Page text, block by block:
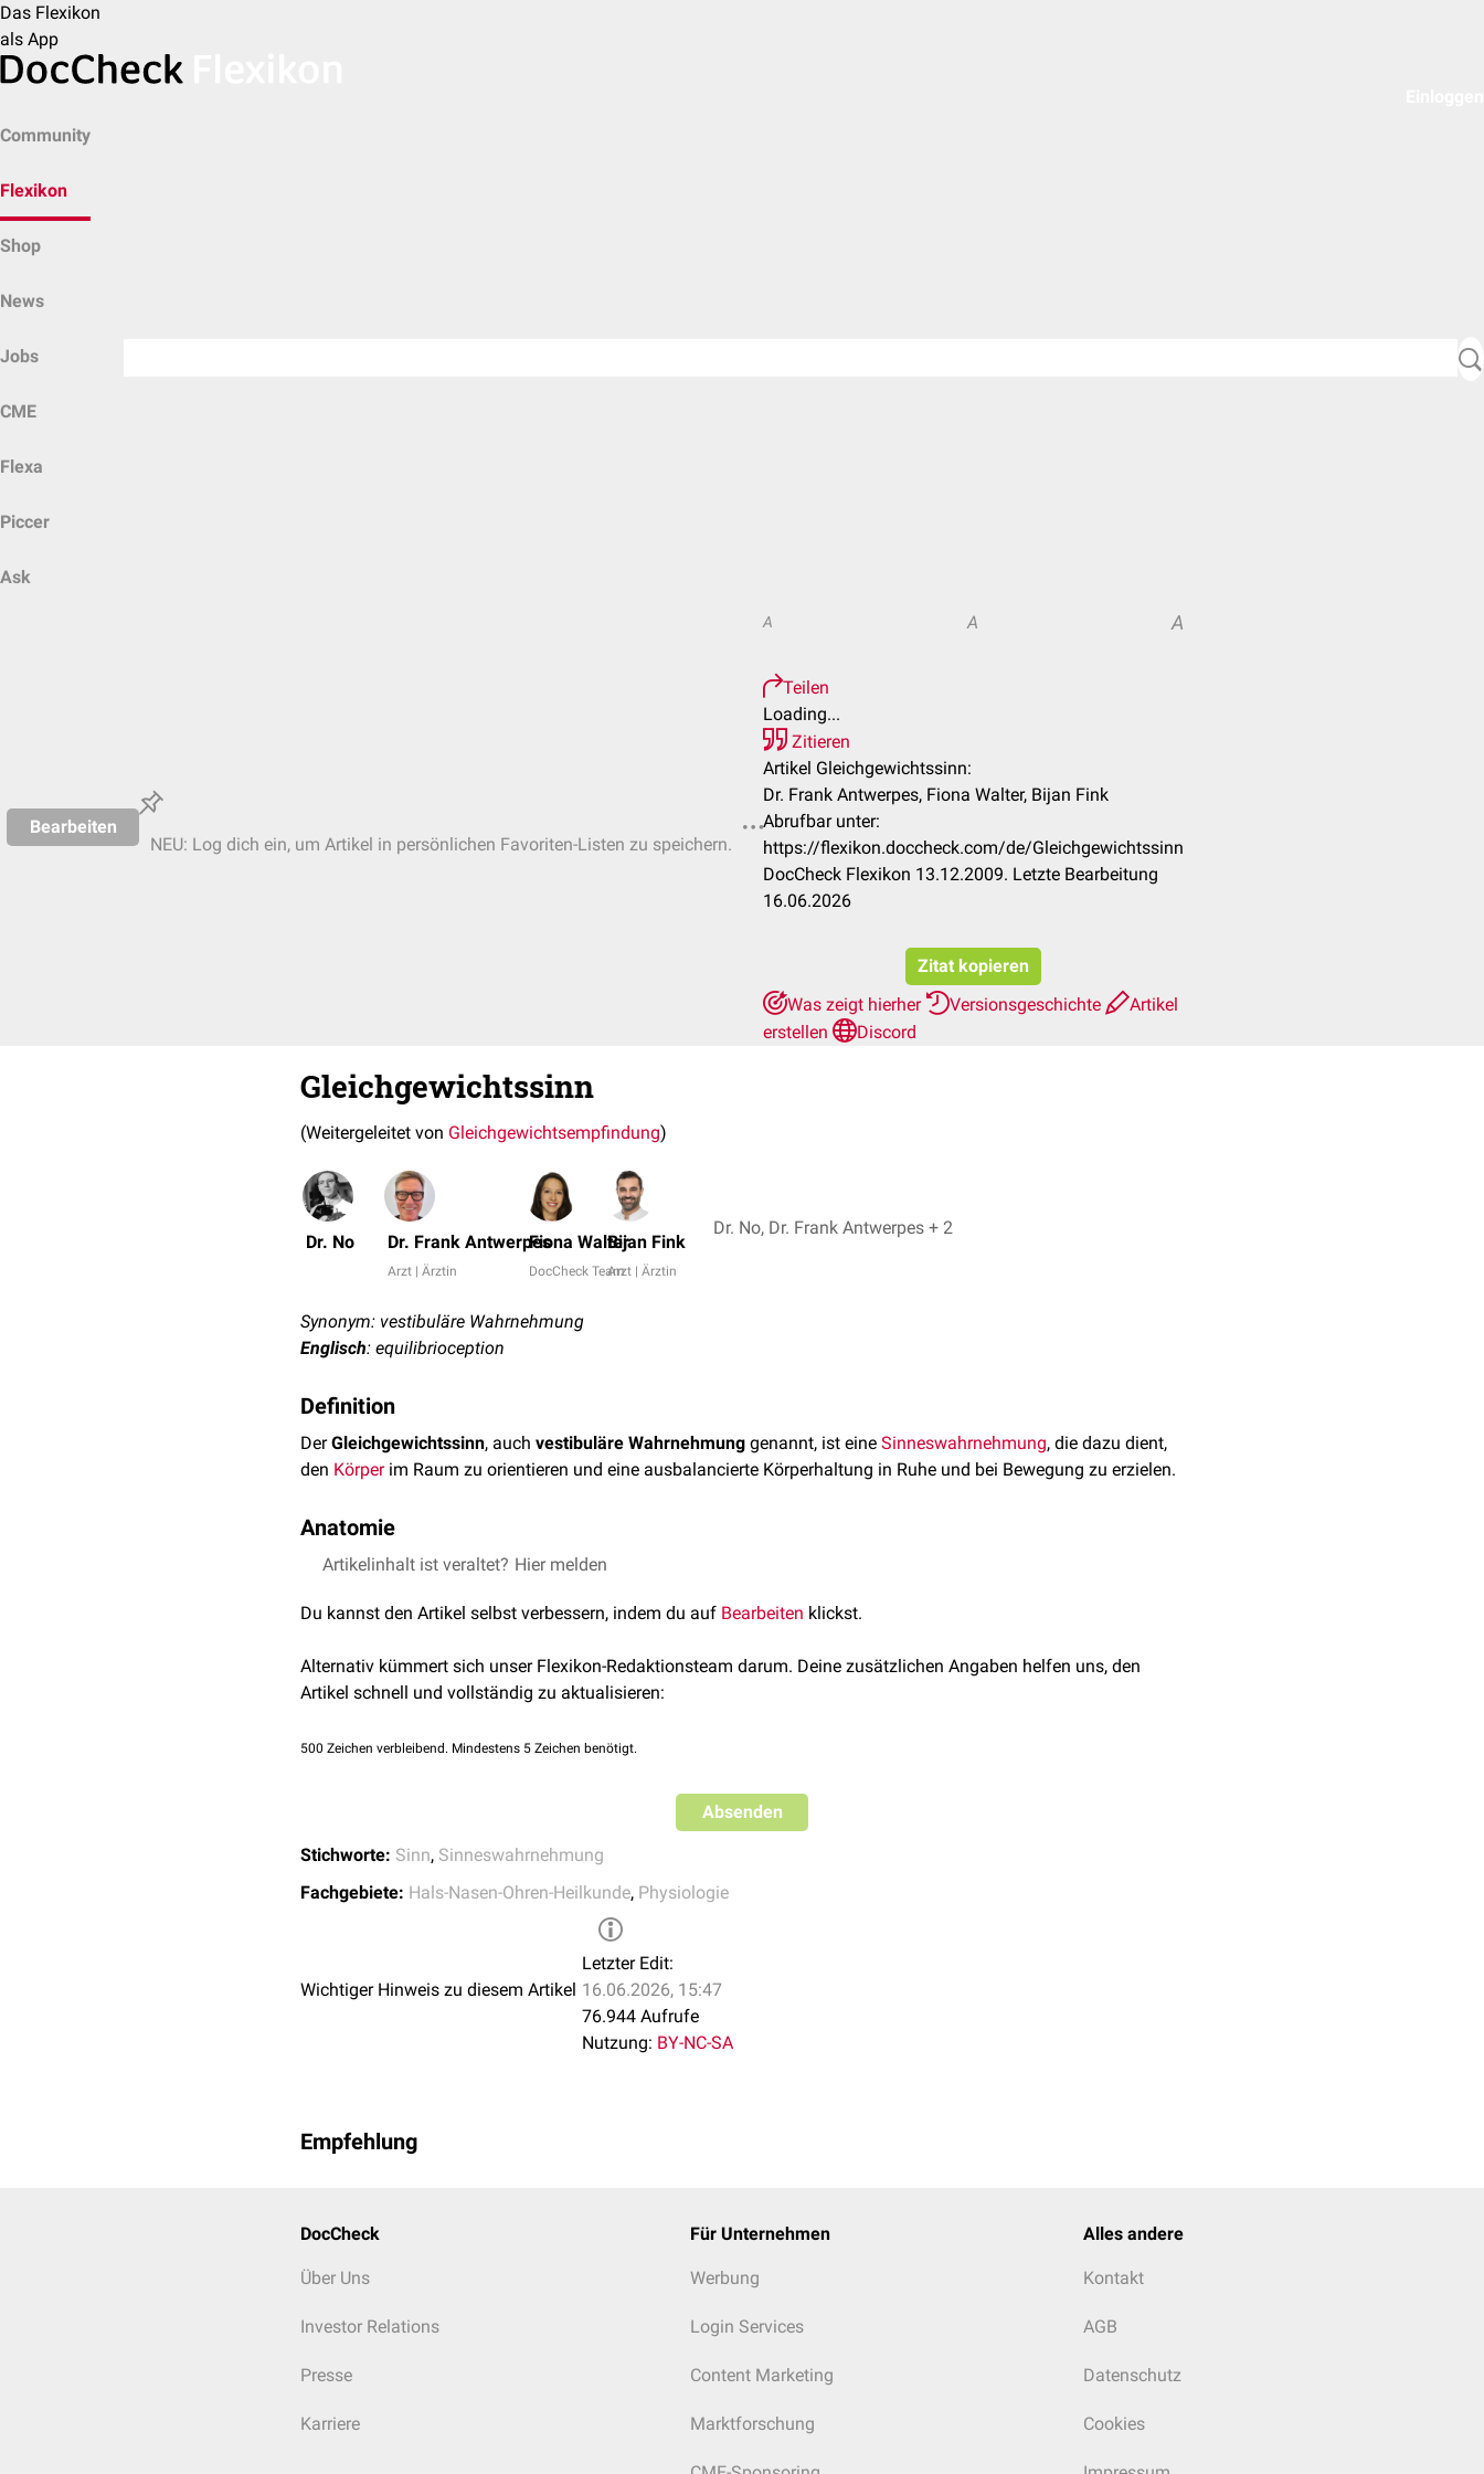
Das Flexikon
als App
Community
Flexikon
Shop
News
Jobs
CME
Flexa
Piccer
Ask
Bearbeiten
NEU: Log dich ein, um Artikel in persönlichen Favoriten-Listen zu speichern.
A A A
Teilen
Loading...
Zitieren
Artikel Gleichgewichtssinn:
Dr. Frank Antwerpes, Fiona Walter, Bijan Fink
Abrufbar unter:
https://flexikon.doccheck.com/de/Gleichgewichtssinn
DocCheck Flexikon 13.12.2009. Letzte Bearbeitung
16.06.2026
Zitat kopieren
Was zeigt hierher
Versionsgeschichte
Artikel
erstellen
Discord
Gleichgewichtssinn
(Weitergeleitet von Gleichgewichtsempfindung)
Dr. No Dr. Frank Antwerpes
Arzt | Ärztin
Fiona Walter
DocCheck Team
Bijan Fink
Arzt | Ärztin
Dr. No, Dr. Frank Antwerpes + 2
Synonym: vestibuläre Wahrnehmung
Englisch: equilibrioception
Definition
DerGleichgewichtssinn, auch vestibuläre Wahrnehmung genannt, ist eine Sinneswahrnehmung, die dazu dient,
den Körperim Raum zu orientieren und eine ausbalancierte Körperhaltung in Ruhe und bei Bewegung zu erzielen.
Anatomie
Der Gleichgewichtssinn hat seinen Sitz in erster Linie im
Sacculusund den dreiBogengängenmit ihren ampullenförmigen Erweiterungen (Ampullae). Die Sinnesepithelien
Beschleunigungen (Makulaorgane) verursacht werden. Die Erregungen derHaarzellenwerden überSynapsen
dasGanglion vestibulareübertragen, dessen Nervenzellen das 1.
das Vestibulariskerngebiet (Nuclei vestibulares
Projektionsgebiete im
und diePropriozeption
Artikelinhalt ist veraltet? Hier melden
Du kannst den Artikel selbst verbessern, indem du auf Bearbeiten klickst.
Alternativ kümmert sich unser Flexikon-Redaktionsteam darum. Deine zusätzlichen Angaben helfen uns, den
Artikel schnell und vollständig zu aktualisieren:
500 Zeichen verbleibend. Mindestens 5 Zeichen benötigt.
Absenden
Stichworte: Sinn, Sinneswahrnehmung
Fachgebiete: Hals-Nasen-Ohren-Heilkunde, Physiologie
Wichtiger Hinweis zu diesem Artikel
Letzter Edit:
16.06.2026, 15:47
76.944 Aufrufe
Nutzung: BY-NC-SA
Empfehlung
DocCheck
Über Uns
Investor Relations
Presse
Karriere
Für Unternehmen
Werbung
Login Services
Content Marketing
Marktforschung
Alles andere
Kontakt
AGB
Datenschutz
Cookies